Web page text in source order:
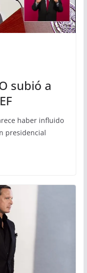
subió a
haber influido
presidencial